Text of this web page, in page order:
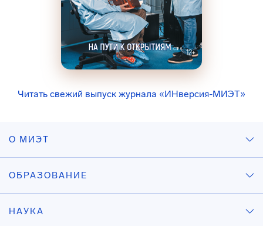
Читать свежий выпуск журнала «ИНверсия-МИЭТ»
О МИЭТ
ОБРАЗОВАНИЕ
НАУКА